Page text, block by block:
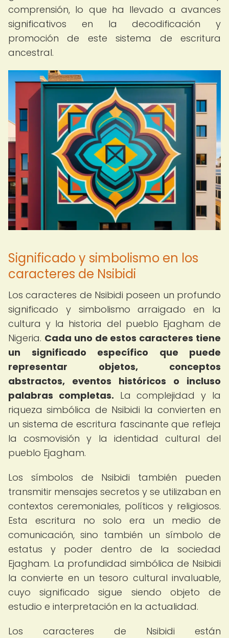
comprensión, lo que ha llevado a avances
significativos en la decodificación y
promoción de este sistema de escritura
ancestral.
Significado y simbolismo en los
caracteres de Nsibidi
Los caracteres de Nsibidi poseen un profundo
significado y simbolismo arraigado en la
cultura y la historia del pueblo Ejagham de
Nigeria. Cada uno de estos caracteres tiene
un significado específico que puede
representar objetos, conceptos
abstractos, eventos históricos o incluso
palabras completas. La complejidad y la
riqueza simbólica de Nsibidi la convierten en
un sistema de escritura fascinante que refleja
la cosmovisión y la identidad cultural del
pueblo Ejagham.
Los símbolos de Nsibidi también pueden
transmitir mensajes secretos y se utilizaban en
contextos ceremoniales, políticos y religiosos.
Esta escritura no solo era un medio de
comunicación, sino también un símbolo de
estatus y poder dentro de la sociedad
Ejagham. La profundidad simbólica de Nsibidi
la convierte en un tesoro cultural invaluable,
cuyo significado sigue siendo objeto de
estudio e interpretación en la actualidad.
Los caracteres de Nsibidi están